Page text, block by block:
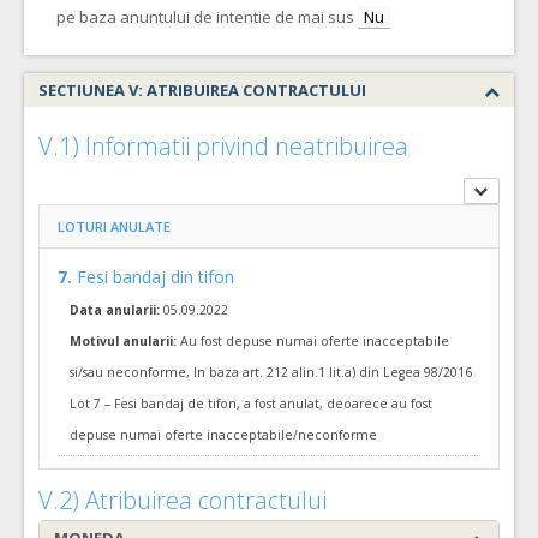
29. Romplast material textil 5cm*9m(LOT-0029)
Cant min si max este specificata in caietul de sarcini, al prezentei documentatii.
COD CPV: 33141111-1 Bandaje adezive (Rev.2)
TVA:
1.134,00 - 27.216,00 Leu
TVA:
9.345,00 - 231.730,00 Leu
30. Tampoane medicale nesterile din tifon(LOT-0030)
COD CPV: 33141116-6 Tampoane si comprese (Rev.2)
TVA:
3.248,00 - 77.952,00 Leu
pe baza anuntului de intentie de mai sus Nu
SECTIUNEA V: ATRIBUIREA CONTRACTULUI
V.1) Informatii privind neatribuirea
LOTURI ANULATE
7. Fesi bandaj din tifon
Data anularii: 05.09.2022
Motivul anularii: Au fost depuse numai oferte inacceptabile
si/sau neconforme, In baza art. 212 alin.1 lit.a) din Legea 98/2016
Lot 7 – Fesi bandaj de tifon, a fost anulat, deoarece au fost
depuse numai oferte inacceptabile/neconforme
V.2) Atribuirea contractului